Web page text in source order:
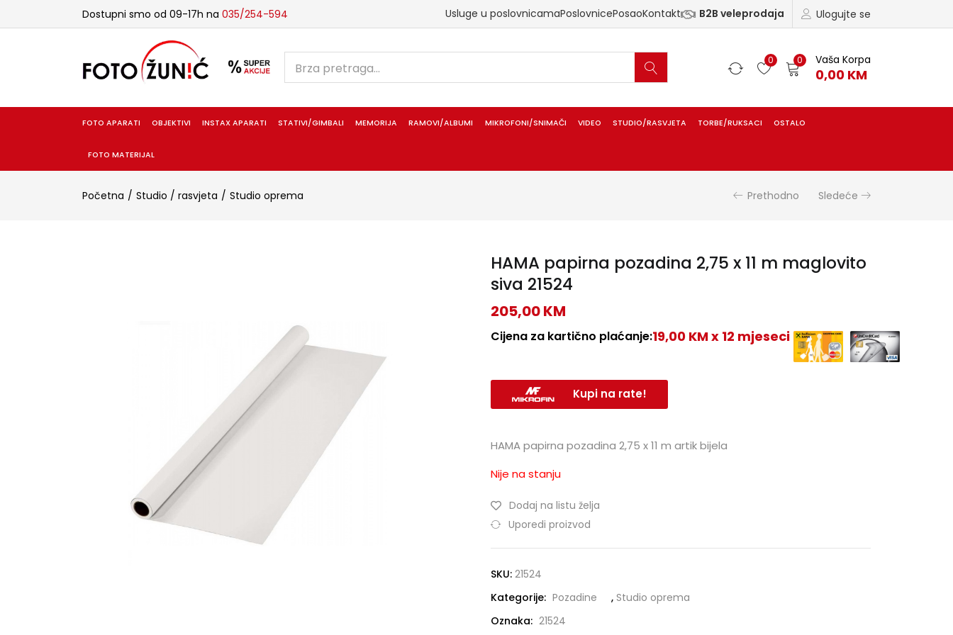
Dostupni smo od 09-17h na 035/254-594 Ulogujte se
Usluge u poslovnicamaPoslovnicePosaoKontakt B2B veleprodaja
0 0 Vaša Korpa
0,00 KM
FOTO APARATI OBJEKTIVI INSTAX APARATI STATIVI/GIMBALI MEMORIJA RAMOVI/ALBUMI MIKROFONI/SNIMAČI VIDEO STUDIO/RASVJETA TORBE/RUKSACI OSTALO
FOTO MATERIJAL
Početna Studio / rasvjeta Studio oprema Prethodno Sledeće
HAMA papirna pozadina 2,75 x 11 m maglovito
siva 21524
205,00KM
Cijena za kartično plaćanje:19,00 KM x 12 mjeseci
Kupi na rate!
HAMA papirna pozadina 2,75 x 11 m artik bijela
Nije na stanju
Dodaj na listu želja
Uporedi proizvod
SKU: 21524
Kategorije: Pozadine , Studio oprema
Oznaka: 21524